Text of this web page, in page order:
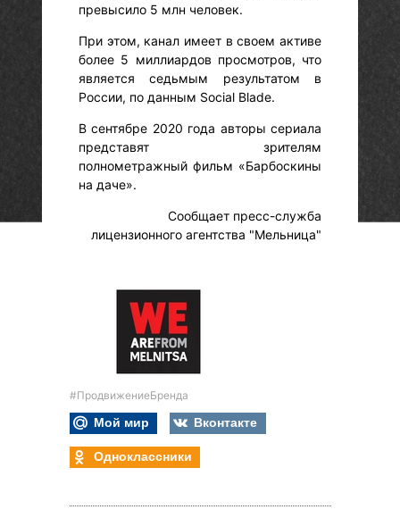
превысило 5 млн человек.
При этом, канал имеет в своем активе
более 5 миллиардов просмотров, что
является седьмым результатом в
России, по данным Social Blade.
В сентябре 2020 года авторы сериала
представят зрителям
полнометражный фильм «Барбоскины
на даче».
Сообщает пресс-служба
лицензионного агентства "Мельница"
#ПродвижениеБренда
Мой мир
Вконтакте
Одноклассники